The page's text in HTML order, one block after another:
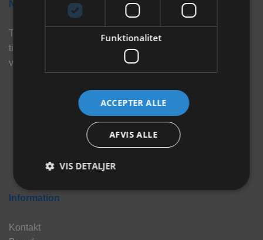
Nyhedsbrev
Tilmeld dig vores nyhedsbrev og eksklusive tilbud og få
tilbud på mail før andre gør. Vi vil holde dig opdateret med
vores seneste information, produkter og tilbud.
Information
Kontakt
Funktionalitet
ACCEPTER ALLE
AFVIS ALLE
VIS DETALJER